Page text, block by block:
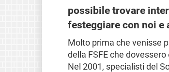
possibile trovare
festeggiare con noi e
Molto prima che venisse
della FSFE che
Nel 2001, specialisti del